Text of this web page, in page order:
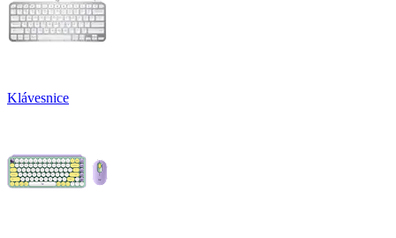
Klávesnice